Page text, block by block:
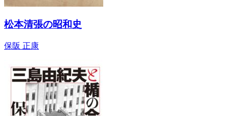
松本清張の昭和史
保阪 正康